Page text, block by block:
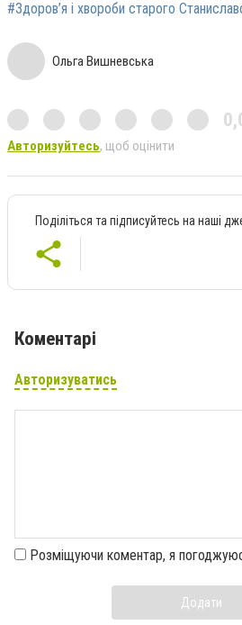
#Здоров’я і хвороби старого
Ольга Вишневська
Авторизуйтесь, щоб оцінити
Поділіться та підписуйтесь на наші
Коментарі
Авторизуватись
Розміщуючи коментар, я
Додати